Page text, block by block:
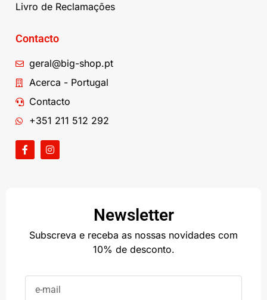
Livro de Reclamações
Contacto
geral@big-shop.pt
Acerca - Portugal
Contacto
+351 211 512 292
Newsletter
Subscreva e receba as nossas novidades com
10% de desconto.